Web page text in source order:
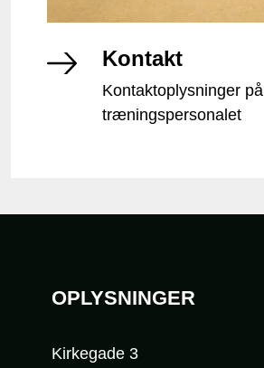
Kontakt
Kontaktoplysninger på
træningspersonalet
OPLYSNINGER
Kirkegade 3